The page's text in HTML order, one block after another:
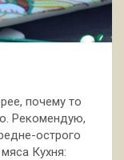
почему то
Рекомендую,
острого
Кухня: